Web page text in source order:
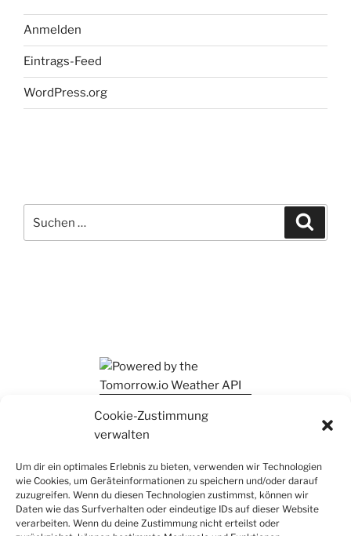
Cookie-Zustimmung
verwalten
Um dir ein optimales Erlebnis zu bieten, verwenden wir Technologien
wie Cookies, um Geräteinformationen zu speichern und/oder darauf
zuzugreifen. Wenn du diesen Technologien zustimmst, können wir
Daten wie das Surfverhalten oder eindeutige IDs auf dieser Website
verarbeiten. Wenn du deine Zustimmung nicht erteilst oder
Anmelden
Eintrags-Feed
WordPress.org
nach: